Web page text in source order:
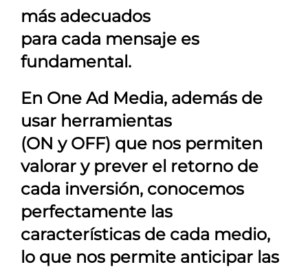
más adecuados
para cada mensaje es
fundamental.
En One Ad Media, además de
usar herramientas
(ON y OFF) que nos permiten
valorar y prever el retorno de
cada inversión, conocemos
perfectamente las
características de cada medio,
lo que nos permite anticipar las